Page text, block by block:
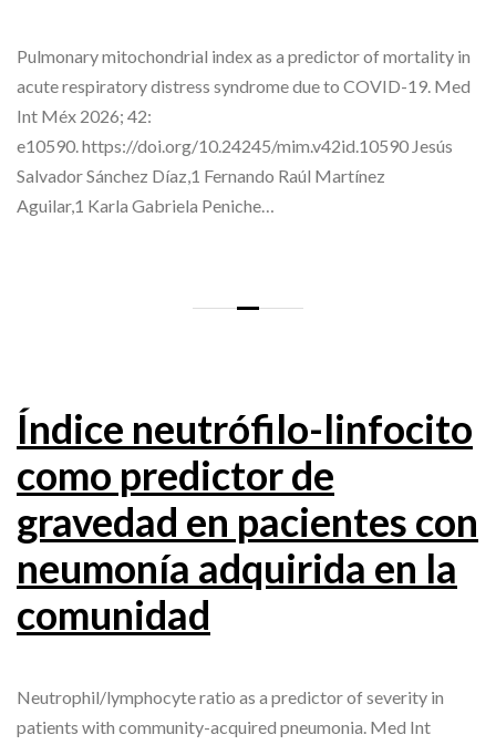
Pulmonary mitochondrial index as a predictor of mortality in
acute respiratory distress syndrome due to COVID-19. Med
Int Méx 2026; 42:
e10590. https://doi.org/10.24245/mim.v42id.10590 Jesús
Salvador Sánchez Díaz,1 Fernando Raúl Martínez
Aguilar,1 Karla Gabriela Peniche…
Índice neutrófilo-linfocito
como predictor de
gravedad en pacientes con
neumonía adquirida en la
comunidad
Neutrophil/lymphocyte ratio as a predictor of severity in
patients with community-acquired pneumonia. Med Int